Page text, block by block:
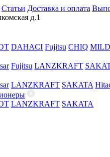
Статьи Доставка и оплата
д.1
DAHACI Fujitsu CHIQ MILD
Fujitsu LANZKRAFT
LANZKRAFT SAKATA
LANZKRAFT SAKATA